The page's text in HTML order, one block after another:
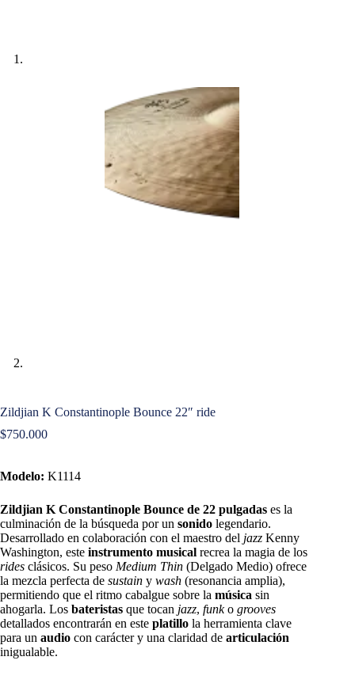
Zildjian K Constantinople Bounce 22″ ride
$750.000
Modelo: K1114
Zildjian K Constantinople Bounce de 22 pulgadas es la
culminación de la búsqueda por un sonido legendario.
Desarrollado en colaboración con el maestro del jazz Kenny
Washington, este instrumento musical recrea la magia de los
rides clásicos. Su peso Medium Thin (Delgado Medio) ofrece
la mezcla perfecta de sustain y wash (resonancia amplia),
permitiendo que el ritmo cabalgue sobre la música sin
ahogarla. Los bateristas que tocan jazz, funko grooves
detallados encontrarán en este platillo la herramienta clave
para un audio con carácter y una claridad de articulación
inigualable.